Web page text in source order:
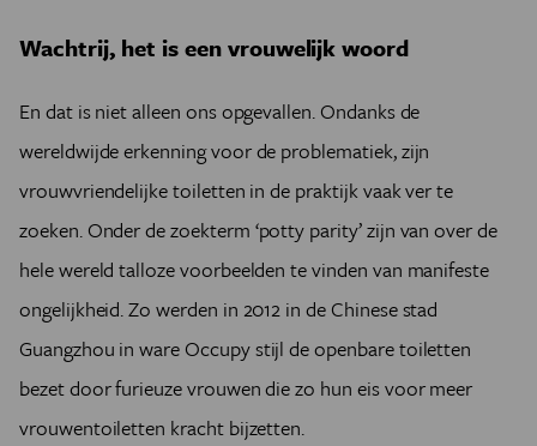
Wachtrij, het is een vrouwelijk woord
En dat is niet alleen ons opgevallen. Ondanks de
wereldwijde erkenning voor de problematiek, zijn
vrouwvriendelijke toiletten in de praktijk vaak ver te
zoeken. Onder de zoekterm ‘potty parity’ zijn van over de
hele wereld talloze voorbeelden te vinden van manifeste
ongelijkheid. Zo werden in 2012 in de Chinese stad
Guangzhou in ware Occupy stijl de openbare toiletten
bezet door furieuze vrouwen die zo hun eis voor meer
vrouwentoiletten kracht bijzetten.